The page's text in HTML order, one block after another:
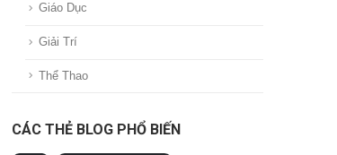
Giáo Dục
Giải Trí
Thể Thao
CÁC THẺ BLOG PHỔ BIẾN